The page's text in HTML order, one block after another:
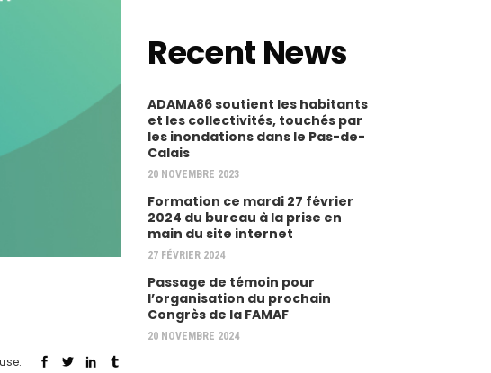
Recent News
ADAMA86 soutient les habitants
et les collectivités, touchés par
les inondations dans le Pas-de-
Calais
20 NOVEMBRE 2023
Formation ce mardi 27 février
2024 du bureau à la prise en
main du site internet
27 FÉVRIER 2024
Passage de témoin pour
l’organisation du prochain
Congrès de la FAMAF
20 NOVEMBRE 2024